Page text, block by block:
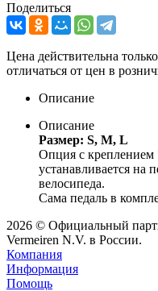
Поделиться
Цена действительна
отличаться от цен в
Описание
Описание
Размер: S, M, L
Опция c креплением
устанавливается на
велосипеда.
Сама педаль в
2026 © Официальный
Vermeiren N.V. в России.
Компания
Информация
Помощь